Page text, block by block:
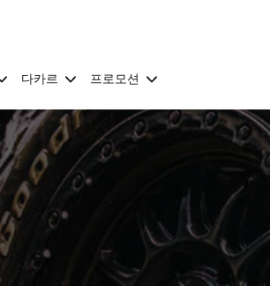
다카르 프로모션